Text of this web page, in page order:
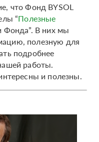
что Фонд BYSOL
“Полезные
Фонда”. В них мы
полезную для
подробнее
работы.
и полезны.